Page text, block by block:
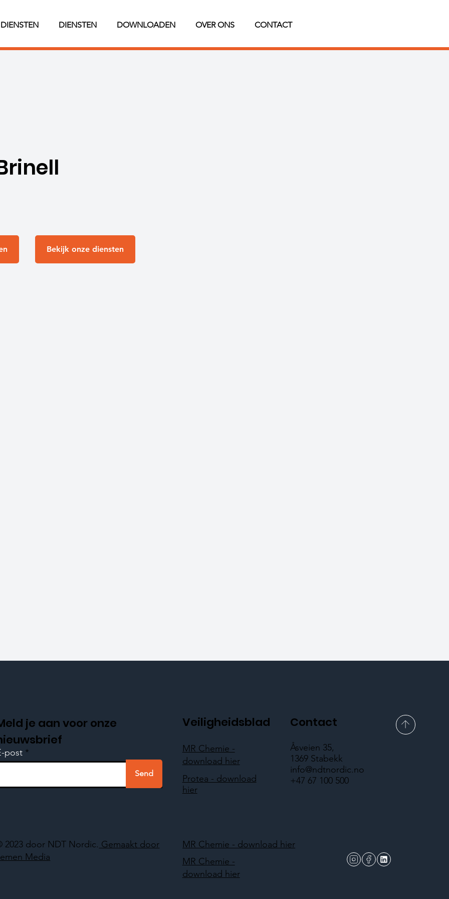
DIENSTEN DOWNLOADEN OVER ONS CONTACT
DIENSTEN
Bekijk onze diensten
Veiligheidsblad
MR Chemie -
download hier
Protea - download
hier
Contact
Åsveien 35,
1369 Stabekk
info@ndtnordic.no
+47 67 100 500
2023 door NDT Nordic. Gemaakt door
Media
je aan voor onze
post
Send
MR Chemie - download hier
MR Chemie -
download hier